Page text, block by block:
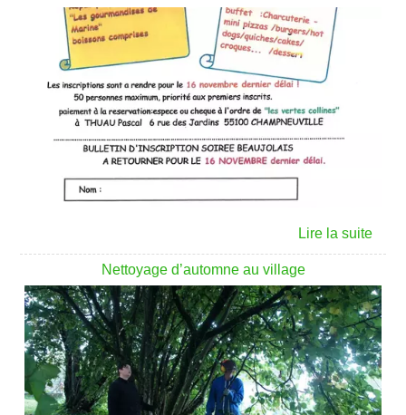
Nettoyage d’automne au village